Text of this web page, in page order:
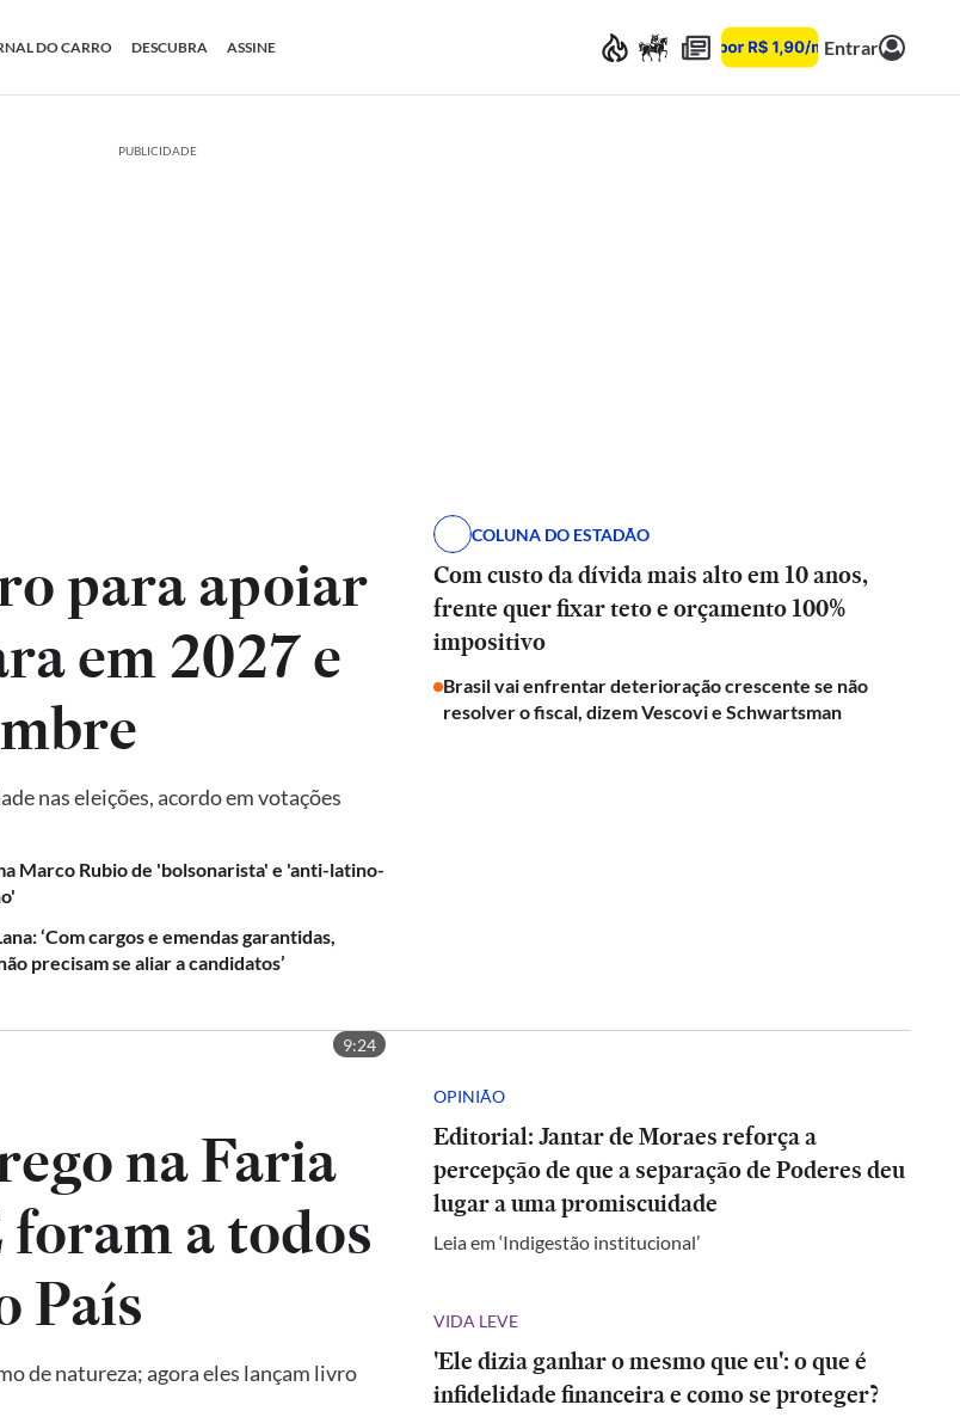
DO CARRO DESCUBRA ASSINE Entrar
PUBLICIDADE
para apoiar
em 2027 e
nas eleições, acordo em votações
Marco Rubio de 'bolsonarista' e 'anti-latino-
‘Com cargos e emendas garantidas,
precisam se aliar a candidatos’
COLUNA DO ESTADÃO
Com custo da dívida mais alto em 10 anos,
frente quer fixar teto e orçamento 100%
impositivo
Brasil vai enfrentar deterioração crescente se não
resolver o fiscal, dizem Vescovi e Schwartsman
9:24
na Faria
a todos
País
de natureza; agora eles lançam livro
OPINIÃO
Editorial: Jantar de Moraes reforça a
percepção de que a separação de Poderes deu
lugar a uma promiscuidade
Leia em ‘Indigestão institucional’
VIDA LEVE
'Ele dizia ganhar o mesmo que eu': o que é
infidelidade financeira e como se proteger?